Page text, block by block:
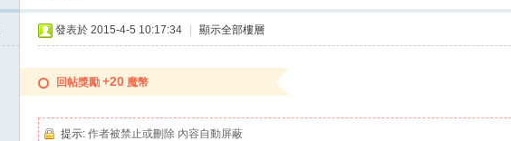
發表於 2015-4-5 10:17:34 顯示全部樓層
回帖獎勵 +20 魔幣
提示: 作者被禁止或刪除 內容自動屏蔽